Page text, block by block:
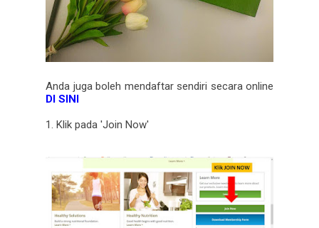
Anda juga boleh mendaftar sendiri secara online
DI SINI
1. Klik pada 'Join Now'